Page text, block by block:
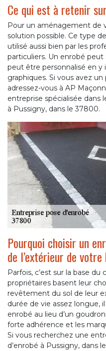
Ce qui est à retenir
Pour un aménagement de
solution possible. Ce type
utilisé aussi bien par les
particuliers. Un enrobé
peut être personnalisé en y
graphiques. Si vous avez
adressez-vous à AP
entreprise spécialisée dans
à Pussigny, dans le 37800.
Pourquoi choisir un
de l’extérieur de
Parfois, c’est sur la base
propriétaires basent leur
revêtement du sol de leur
durée de vie assez longue,
enrobé au lieu d’un
forte adhérence et les
Si vous recherchez une
d’enrobé à Pussigny, dans